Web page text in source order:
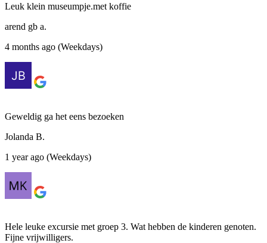
Leuk klein museumpje.met koffie
arend gb a.
4 months ago (Weekdays)
Geweldig ga het eens bezoeken
Jolanda B.
1 year ago (Weekdays)
Hele leuke excursie met groep 3. Wat hebben de kinderen genoten.
Fijne vrijwilligers.